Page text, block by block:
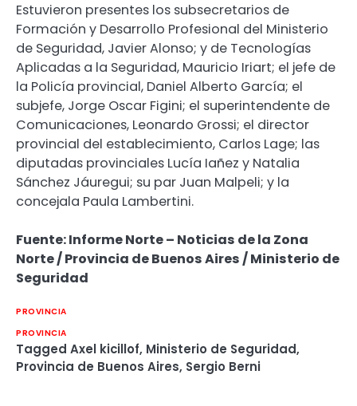
Estuvieron presentes los subsecretarios de
Formación y Desarrollo Profesional del Ministerio
de Seguridad, Javier Alonso; y de Tecnologías
Aplicadas a la Seguridad, Mauricio Iriart; el jefe de
la Policía provincial, Daniel Alberto García; el
subjefe, Jorge Oscar Figini; el superintendente de
Comunicaciones, Leonardo Grossi; el director
provincial del establecimiento, Carlos Lage; las
diputadas provinciales Lucía Iañez y Natalia
Sánchez Jáuregui; su par Juan Malpeli; y la
concejala Paula Lambertini.
Fuente: Informe Norte – Noticias de la Zona
Norte / Provincia de Buenos Aires / Ministerio de
Seguridad
PROVINCIA
PROVINCIA
Tagged Axel kicillof, Ministerio de Seguridad,
Provincia de Buenos Aires, Sergio Berni